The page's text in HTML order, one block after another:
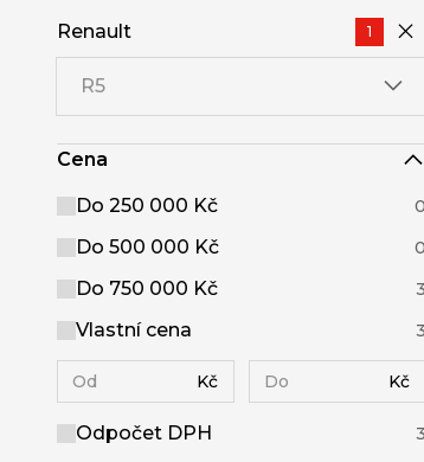
Renault 1
R5
Cena
Do 250 000 Kč 0
Do 500 000 Kč 0
Do 750 000 Kč 3
Vlastní cena 3
Kč Kč
Odpočet DPH 3